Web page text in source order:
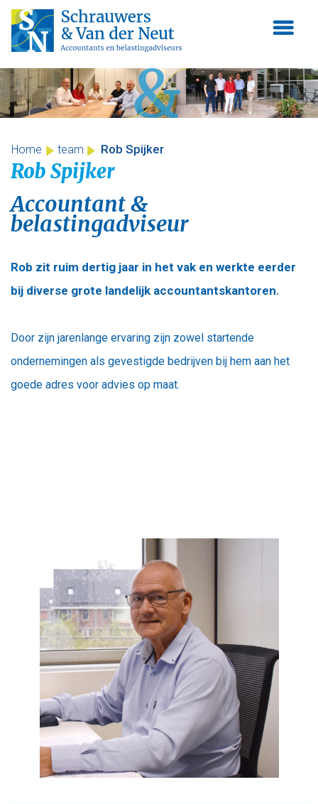
Skip
to
content
Home team Rob Spijker
Rob Spijker
Accountant &
belastingadviseur
Rob zit ruim dertig jaar in het vak en werkte eerder
bij diverse grote landelijk accountantskantoren.
Door zijn jarenlange ervaring zijn zowel startende
ondernemingen als gevestigde bedrijven bij hem aan het
goede adres voor advies op maat.